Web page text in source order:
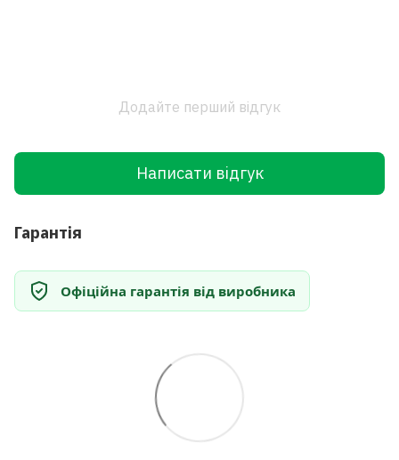
Додайте перший відгук
Написати відгук
Гарантія
Офіційна гарантія від виробника